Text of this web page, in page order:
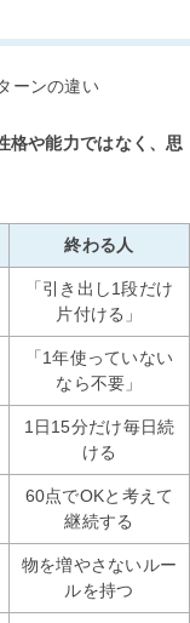
格や能力ではなく、思
終わる人
「引き出し1段だけ
片付ける」
「1年使っていない
なら不要」
1日15分だけ毎日続
ける
60点でOKと考えて
継続する
物を増やさないルー
ルを持つ